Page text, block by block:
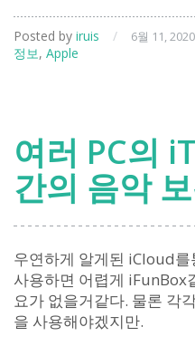
Posted by iruis / 6월 11, 2020
정보, Apple
여러 PC의
간의 음악
우연하게 알게된 iCloud
사용하면 어렵게 iFunBox
요가 없을거같다. 물론 각
을 사용해야겠지만.